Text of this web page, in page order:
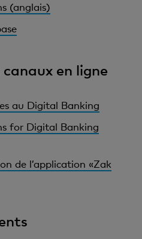
(anglais)
en ligne
au Digital Banking
for Digital Banking
de l’application «Zak